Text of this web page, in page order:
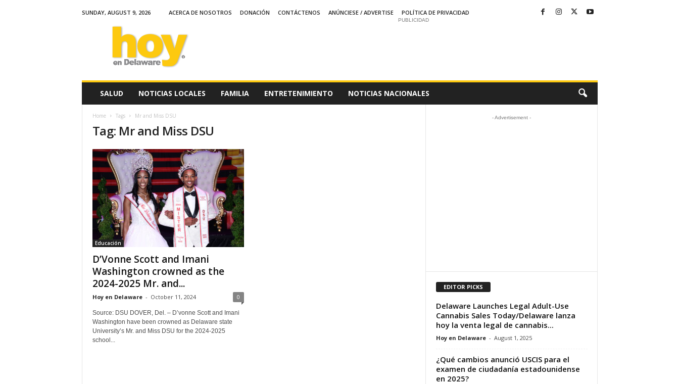
SUNDAY, AUGUST 9, 2026 ACERCA DE NOSOTROS DONACIÓN CONTÁCTENOS ANÚNCIESE / ADVERTISE
POLÍTICA DE PRIVACIDAD
PUBLICIDAD
SALUD NOTICIAS LOCALES FAMILIA ENTRETENIMIENTO NOTICIAS NACIONALES
Home Tags Mr and Miss DSU
Tag: Mr and Miss DSU
Educación
D’Vonne Scott and Imani
Washington crowned as the
2024-2025 Mr. and...
Hoy en Delaware - October 11, 2024 0
Source: DSU DOVER, Del. – D’vonne Scott and Imani
Washington have been crowned as Delaware state
University’s Mr. and Miss DSU for the 2024-2025
school...
- Advertisement -
EDITOR PICKS
Delaware Launches Legal Adult-Use
Cannabis Sales Today/Delaware lanza
hoy la venta legal de cannabis...
Hoy en Delaware - August 1, 2025
¿Qué cambios anunció USCIS para el
examen de ciudadanía estadounidense
en 2025?